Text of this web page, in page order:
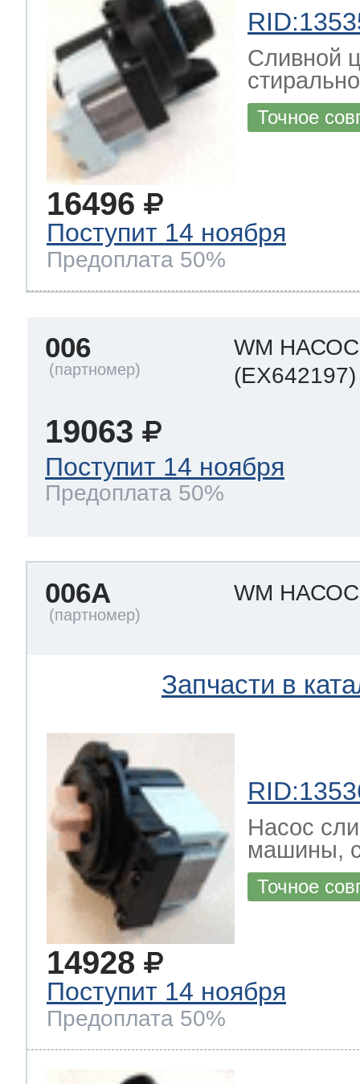
Сливной
Точное
16496
Поступит 14 ноября
Предоплата 50%
006
WM НАСОС
(EX642197)
19063
Поступит 14 ноября
Предоплата 50%
006A WM
Запчасти в
Насос
машины,
Точное
14928
Поступит 14 ноября
Предоплата 50%